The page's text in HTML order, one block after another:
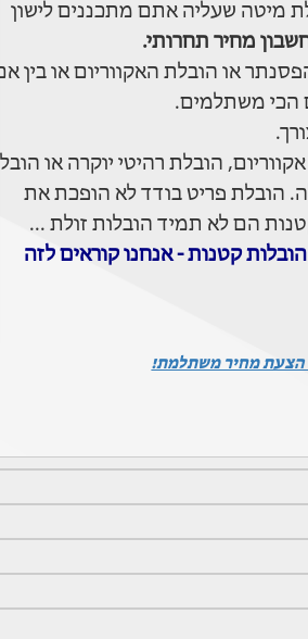
מיטה שעליה אתם מתכננים לישון
מחיר תחרותי.
או הובלת האקווריום או בין
הכי משתלמים.
הובלת רהיטי יוקרה או
הובלת פריט בודד לא הופכת את
הם לא תמיד הובלות זולת ...
קטנות - אנחנו קוראים לזה
הצעת מחיר משתלמת!